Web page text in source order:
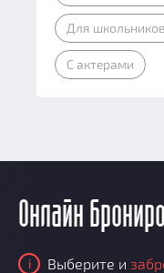
Для школьников
С актерами
Онлайн
i Выберите и